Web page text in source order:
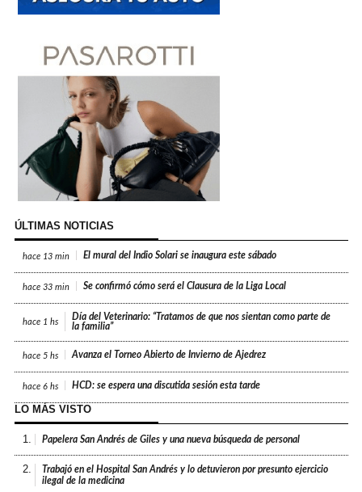
ÚLTIMAS NOTICIAS
hace 13 min El mural del Indio Solari se inaugura este sábado
hace 33 min Se confirmó cómo será el Clausura de la Liga Local
hace 1 hs
Día del Veterinario: “Tratamos de que nos sientan como parte de
la familia”
hace 5 hs Avanza el Torneo Abierto de Invierno de Ajedrez
hace 6 hs HCD: se espera una discutida sesión esta tarde
LO MÁS VISTO
1. Papelera San Andrés de Giles y una nueva búsqueda de personal
2.
Trabajó en el Hospital San Andrés y lo detuvieron por presunto ejercicio
ilegal de la medicina